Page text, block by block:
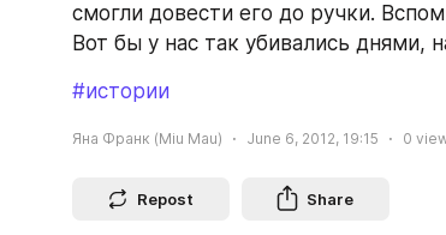
смогли довести его до ручки.
Вот бы у нас так убивались днями,
#истории
Яна Франк (Miu Mau) June 6, 2012, 19:15 0
Repost Share